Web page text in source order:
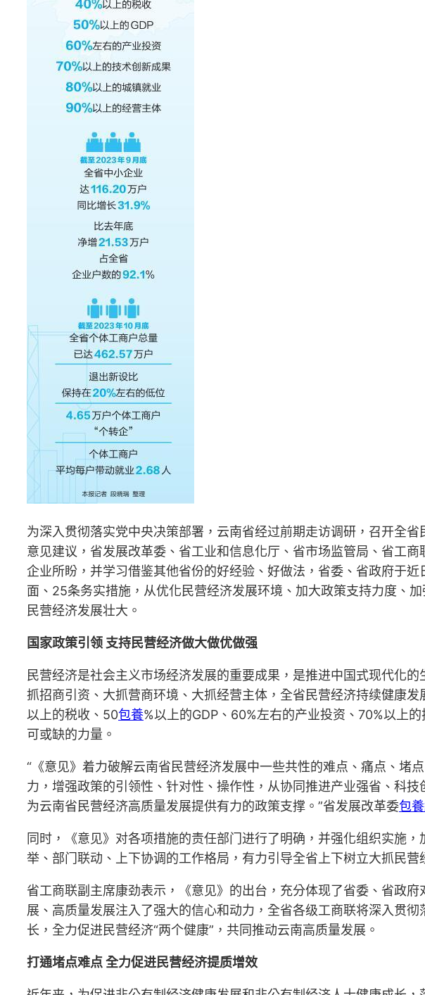
为深入贯彻落实党中央决策部署，云南省经过前期走访调研，召开全
意见建议，省发展改革委、省工业和信息化厅、省市场监管局、省工
企业所盼，并学习借鉴其他省份的好经验、好做法，省委、省政府于
面、25条务实措施，从优化民营经济发展环境、加大政策支持力度、
民营经济发展壮大。
国家政策引领 支持民营经济做大做优做强
民营经济是社会主义市场经济发展的重要成果，是推进中国式现代化
抓招商引资、大抓营商环境、大抓经营主体，全省民营经济持续健康
以上的税收、50包養%以上的GDP、60%左右的产业投资、70%以上
可或缺的力量。
“《意见》着力破解云南省民营经济发展中一些共性的难点、痛点、堵
力，增强政策的引领性、针对性、操作性，从协同推进产业强省、科
为云南省民营经济高质量发展提供有力的政策支撑。”省发展改革委包
同时，《意见》对各项措施的责任部门进行了明确，并强化组织实施
举、部门联动、上下协调的工作格局，有力引导全省上下树立大抓民营
省工商联副主席康劲表示，《意见》的出台，充分体现了省委、省政
展、高质量发展注入了强大的信心和动力，全省各级工商联将深入贯
长，全力促进民营经济“两个健康”，共同推动云南高质量发展。
打通堵点难点 全力促进民营经济提质增效